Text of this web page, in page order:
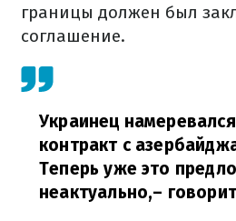
границы должен был
соглашение.
Украинец
контракт с
Теперь уже это
неактуально,–